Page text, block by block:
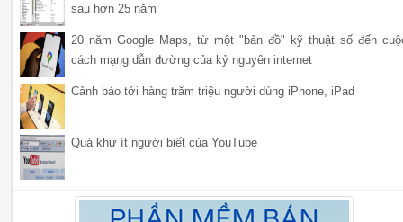
sau hơn 25 năm
20 năm Google Maps, từ một "bản đồ" kỹ thuật số đến
cách mạng dẫn đường của kỷ nguyên internet
Cảnh báo tới hàng trăm triệu người dùng iPhone, iPad
Quá khứ ít người biết của YouTube